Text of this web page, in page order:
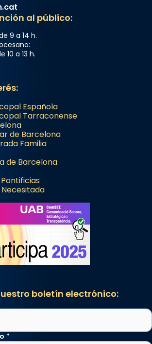
al público:
9 a 14 h.
10 a 13 h.
Española
Tarraconense
de Barcelona
Familia
de Barcelona
Necesitada
boletín electrónico:
*